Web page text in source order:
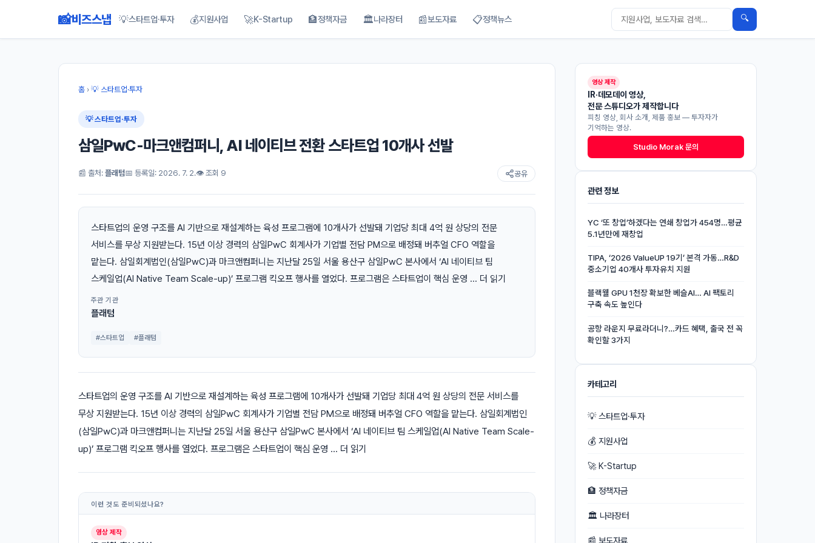
📸비즈스냅 💡스타트업·투자 💰지원사업 🚀K-Startup 🏦정책자금 🏛나라장터 📰보도자료 📋정책뉴스 🔍
홈 › 💡 스타트업·투자
💡 스타트업·투자
삼일PwC-마크앤컴퍼니, AI 네이티브 전환 스타트업 10개사 선발
📰 출처: 플래텀📅 등록일: 2026. 7. 2.👁 조회 9 공유
스타트업의 운영 구조를 AI 기반으로 재설계하는 육성 프로그램에 10개사가 선발돼 기업당 최대 4억 원 상당의 전문
서비스를 무상 지원받는다. 15년 이상 경력의 삼일PwC 회계사가 기업별 전담 PM으로 배정돼 버추얼 CFO 역할을
맡는다. 삼일회계법인(삼일PwC)과 마크앤컴퍼니는 지난달 25일 서울 용산구 삼일PwC 본사에서 ‘AI 네이티브 팀
스케일업(AI Native Team Scale-up)’ 프로그램 킥오프 행사를 열었다. 프로그램은 스타트업이 핵심 운영 ... 더 읽기
주관 기관
플래텀
#스타트업 #플래텀
스타트업의 운영 구조를 AI 기반으로 재설계하는 육성 프로그램에 10개사가 선발돼 기업당 최대 4억 원 상당의 전문 서비스를
무상 지원받는다. 15년 이상 경력의 삼일PwC 회계사가 기업별 전담 PM으로 배정돼 버추얼 CFO 역할을 맡는다. 삼일회계법인
(삼일PwC)과 마크앤컴퍼니는 지난달 25일 서울 용산구 삼일PwC 본사에서 ‘AI 네이티브 팀 스케일업(AI Native Team Scale-
up)’ 프로그램 킥오프 행사를 열었다. 프로그램은 스타트업이 핵심 운영 ... 더 읽기
이런 것도 준비되셨나요?
영상 제작
영상 제작
IR·데모데이 영상,
전문 스튜디오가 제작합니다
피칭 영상, 회사 소개, 제품 홍보 — 투자자가
기억하는 영상.
Studio Morak 문의
관련 정보
YC ‘또 창업’하겠다는 연쇄 창업가 454명…평균
5.1년만에 재창업
TIPA, ‘2026 ValueUP 19기’ 본격 가동…R&D
중소기업 40개사 투자유치 지원
블랙웰 GPU 1천장 확보한 베슬AI… AI 팩토리
구축 속도 높인다
공항 라운지 무료라더니?…카드 혜택, 출국 전 꼭
확인할 3가지
카테고리
💡 스타트업·투자
💰 지원사업
🚀 K-Startup
🏦 정책자금
🏛 나라장터
📰 보도자료